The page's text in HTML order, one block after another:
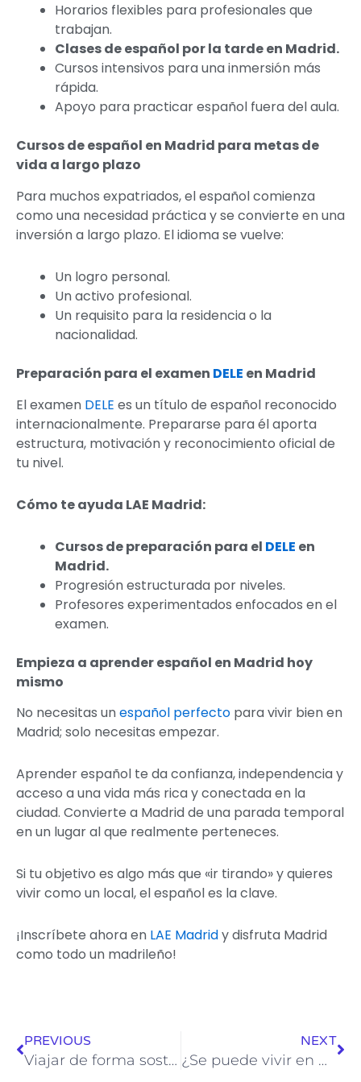
Horarios flexibles para profesionales que
trabajan.
Clases de español por la tarde en Madrid.
Cursos intensivos para una inmersión más
rápida.
Apoyo para practicar español fuera del aula.
Cursos de español en Madrid para metas de
vida a largo plazo
Para muchos expatriados, el español comienza
como una necesidad práctica y se convierte en una
inversión a largo plazo. El idioma se vuelve:
Un logro personal.
Un activo profesional.
Un requisito para la residencia o la
nacionalidad.
Preparación para el examen DELE en Madrid
El examen DELE es un título de español reconocido
internacionalmente. Prepararse para él aporta
estructura, motivación y reconocimiento oficial de
tu nivel.
Cómo te ayuda LAE Madrid:
Cursos de preparación para el DELE en
Madrid.
Progresión estructurada por niveles.
Profesores experimentados enfocados en el
examen.
Empieza a aprender español en Madrid hoy
mismo
No necesitas unespañol perfecto para vivir bien en
Madrid; solo necesitas empezar.
Aprender español te da confianza, independencia y
acceso a una vida más rica y conectada en la
ciudad. Convierte a Madrid de una parada temporal
en un lugar al que realmente perteneces.
Si tu objetivo es algo más que «ir tirando» y quieres
vivir como un local, el español es la clave.
¡Inscríbete ahora en LAE Madridy disfruta Madrid
como todo un madrileño!
PREVIOUS
Viajar de forma sostenible por España: consejos ecológicos y frases clave en español
NEXT
¿Se puede vivir en Madrid solo con inglés?